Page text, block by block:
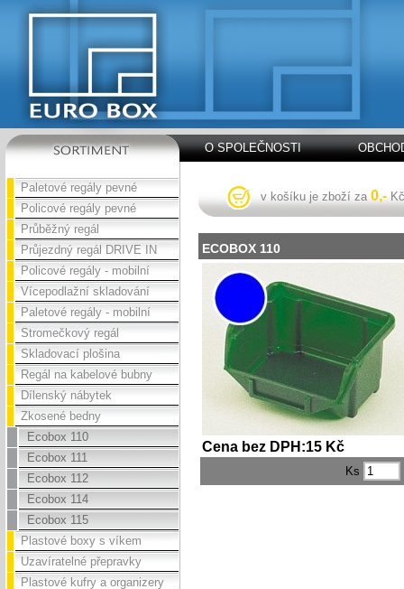
O SPOLEČNOSTI
Paletové regály pevné
Policové regály pevné
Průběžný regál
Průjezdný regál DRIVE IN
Policové regály - mobilní
Vícepodlažní skladování
Paletové regály - mobilní
Stromečkový regál
Skladovací plošina
Regál na kabelové bubny
Dílenský nábytek
Zkosené bedny
Ecobox 110
Ecobox 111
Ecobox 112
Ecobox 114
Ecobox 115
Plastové boxy s víkem
Uzavíratelné přepravky
Plastové kufry a organizery
v košíku je zboží za 0,- Kč
ECOBOX 110
Cena bez DPH:15 Kč
Ks